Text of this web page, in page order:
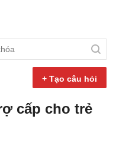
+ Tạo câu hỏi
cấp cho trẻ